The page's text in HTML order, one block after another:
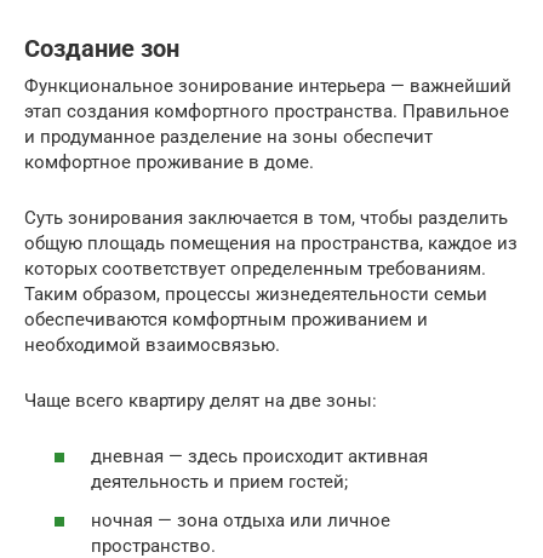
Создание зон
Функциональное зонирование интерьера — важнейший
этап создания комфортного пространства. Правильное
и продуманное разделение на зоны обеспечит
комфортное проживание в доме.
Суть зонирования заключается в том, чтобы разделить
общую площадь помещения на пространства, каждое из
которых соответствует определенным требованиям.
Таким образом, процессы жизнедеятельности семьи
обеспечиваются комфортным проживанием и
необходимой взаимосвязью.
Чаще всего квартиру делят на две зоны:
дневная — здесь происходит активная
деятельность и прием гостей;
ночная — зона отдыха или личное
пространство.